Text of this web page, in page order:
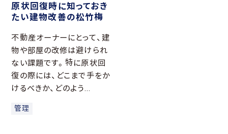
原状回復時に知っておき
たい建物改善の松竹梅
不動産オーナーにとって、建
物や部屋の改修は避けられ
ない課題です。特に原状回
復の際には、どこまで手をか
けるべきか、どのよう...
管理